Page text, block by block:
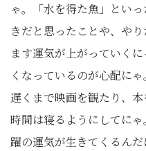
ゃ。「水を得た魚」とい
きだと思ったことや、や
ます運気が上がっていく
くなっているのが心配に
遅くまで映画を観たり、
時間は寝るようにしてに
躍の運気が生きてくるんだ